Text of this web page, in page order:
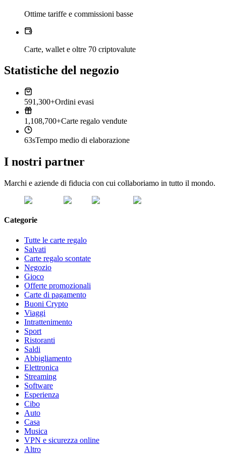
Ottime tariffe e commissioni basse
Carte, wallet e oltre 70 criptovalute
Statistiche del negozio
591,300+Ordini evasi
1,108,700+Carte regalo vendute
63sTempo medio di elaborazione
I nostri partner
Marchi e aziende di fiducia con cui collaboriamo in tutto il mondo.
Categorie
Tutte le carte regalo
Salvati
Carte regalo scontate
Negozio
Gioco
Offerte promozionali
Carte di pagamento
Buoni Crypto
Viaggi
Intrattenimento
Sport
Ristoranti
Saldi
Abbigliamento
Elettronica
Streaming
Software
Esperienza
Cibo
Auto
Casa
Musica
VPN e sicurezza online
Altro